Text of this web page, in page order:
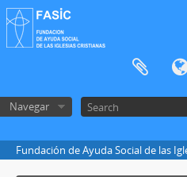
Navegar
Fundación de Ayuda Social de las